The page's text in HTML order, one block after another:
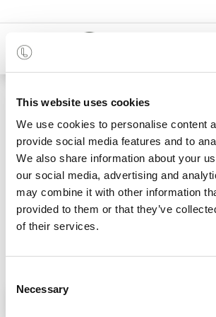
This website uses cookies
We use cookies to personalise content
provide social media features and to
We also share information about your
our social media, advertising and
may combine it with other information
provided to them or that they’ve
of their services.
Selection
Necessary